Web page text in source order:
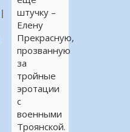
штучку –
Елену
Прекрасную,
прозванную
за
тройные
эротации
с
военными
Троянской.
|